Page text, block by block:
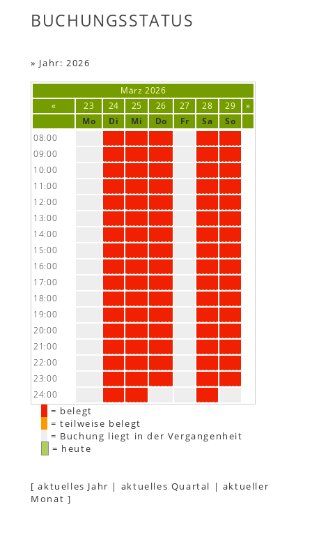
BUCHUNGSSTATUS
» Jahr: 2026
März 2026
«
23 24 25 26 27 28 29
»
Mo
Di Mi Do Fr Sa
So
08:00
09:00
10:00
11:00
12:00
13:00
14:00
15:00
16:00
17:00
18:00
19:00
20:00
21:00
22:00
23:00
24:00
= belegt
= teilweise belegt
= Buchung liegt in der Vergangenheit
= heute
[aktuelles Jahr | aktuelles Quartal | aktueller
Monat ]